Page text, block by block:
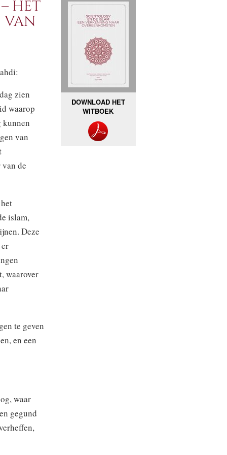
HET
VAN
zien
waarop
kunnen
van
de
islam,
Deze
waarover
te geven
en een
waar
gegund
DOWNLOAD HET
WITBOEK